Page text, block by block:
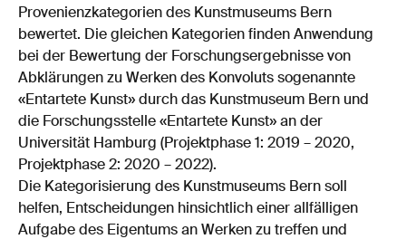
Provenienzkategorien des Kunstmuseums Bern
bewertet. Die gleichen Kategorien finden Anwendung
bei der Bewertung der Forschungsergebnisse von
Abklärungen zu Werken des Konvoluts sogenannte
«Entartete Kunst» durch das Kunstmuseum Bern und
die Forschungsstelle «Entartete Kunst» an der
Universität Hamburg (Projektphase 1: 2019 – 2020,
Projektphase 2: 2020 – 2022).
Die Kategorisierung des Kunstmuseums Bern soll
helfen, Entscheidungen hinsichtlich einer allfälligen
Aufgabe des Eigentums an Werken zu treffen und